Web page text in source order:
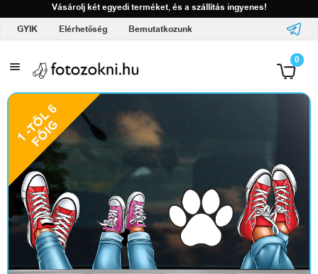
Vásárolj két egyedi terméket, és a szállítás ingyenes!
GYIK
Elérhetőség Bemutatkozunk
0
A
l
o
g
ó
d
d
a